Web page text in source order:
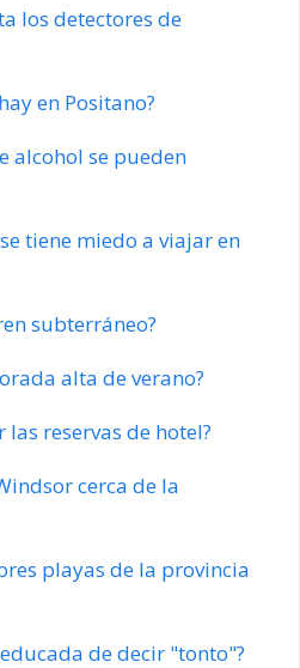
los detectores de
en Positano?
alcohol se pueden
tiene miedo a viajar en
subterráneo?
alta de verano?
las reservas de hotel?
cerca de la
playas de la provincia
de decir "tonto"?